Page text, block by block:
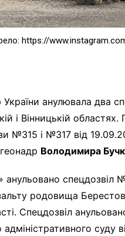
https://
анулювала два
і Вінницькій областях.
№315 і №317 від
Володимира
анульовано спецдозвіл
родовища
Спецдозвіл
суду